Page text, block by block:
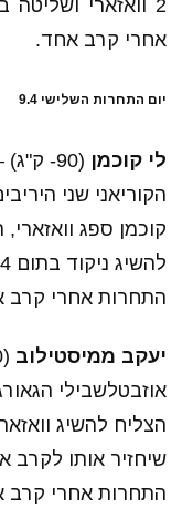
2 וואזארי
אחרי קרב אחד.
יום התחרות השלישי 9.4
לי קוכמן
(90-
הקוריאני שני
קוכמן ספג
התחרות אחרי קרב
יעקב ממיסטילוב
אוזבטלשבילי
הצליח להשיג
שיחזיר אותו לקרב
התחרות אחרי קרב